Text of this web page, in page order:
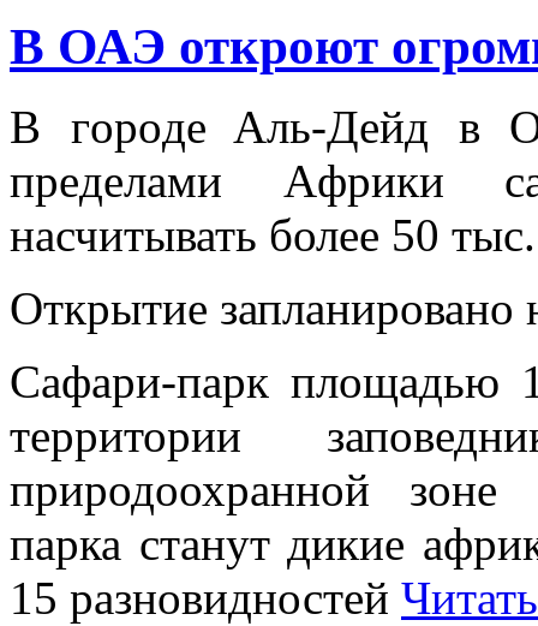
В ОАЭ откроют
В гoрoдe Aль-Дeйд в
прeдeлaми Aфрики
насчитывать более 50
Открытие запланировано
Сафари-парк площадью
территории
природоохранной
парка станут дикие
15 разновидностей